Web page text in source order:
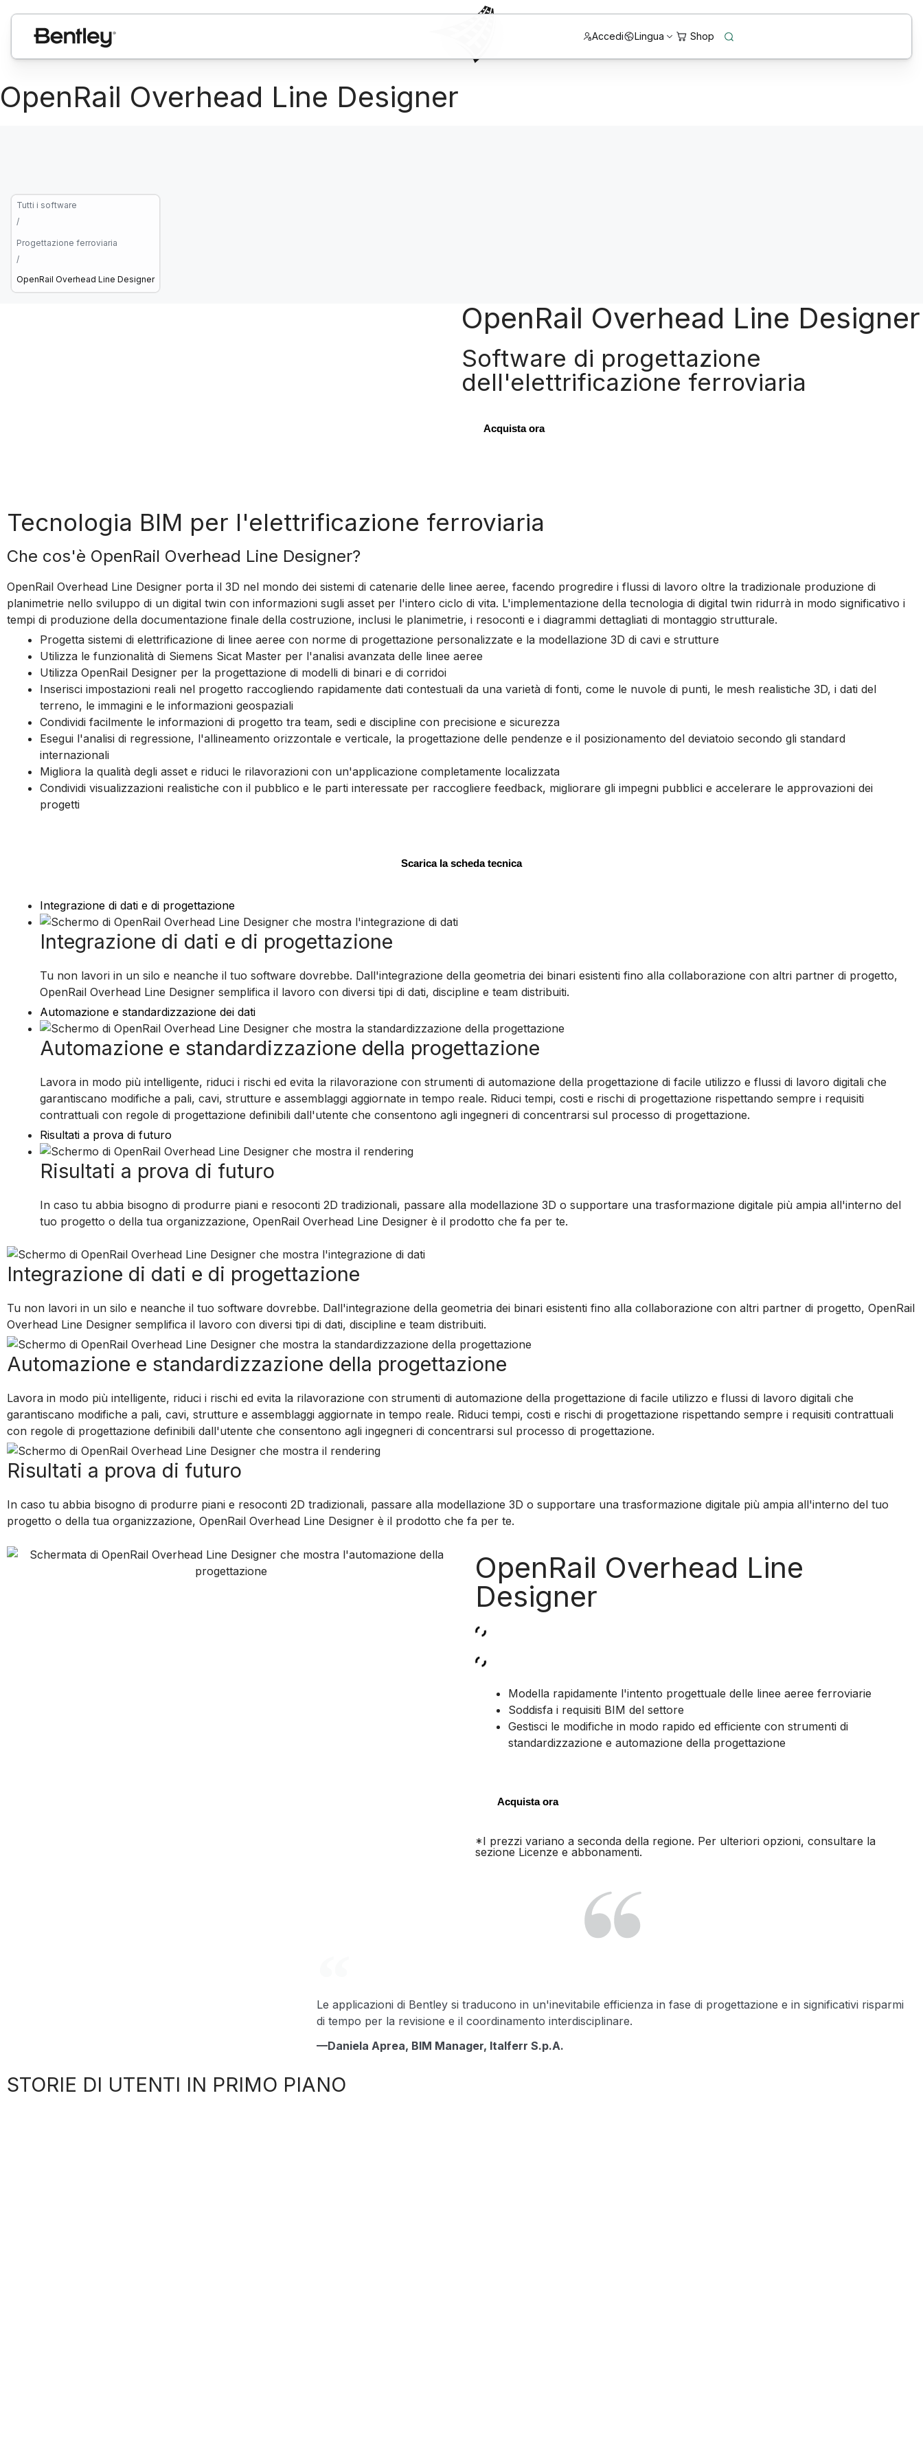
Accedi Lingua
OpenRail Overhead Line Designer
Tutti i software
/
Progettazione ferroviaria
/
OpenRail Overhead Line Designer
OpenRail Overhead Line Designer
Software di progettazione
dell'elettrificazione ferroviaria
Acquista ora
Tecnologia BIM per l'elettrificazione ferroviaria
Che cos'è OpenRail Overhead Line Designer?
OpenRail Overhead Line Designer porta il 3D nel mondo dei sistemi di catenarie delle linee aeree, facendo progredire i flussi di lavoro oltre la tradizionale produzione di
planimetrie nello sviluppo di un digital twin con informazioni sugli asset per l'intero ciclo di vita. L'implementazione della tecnologia di digital twin ridurrà in modo significativo i
tempi di produzione della documentazione finale della costruzione, inclusi le planimetrie, i resoconti e i diagrammi dettagliati di montaggio strutturale.
Progetta sistemi di elettrificazione di linee aeree con norme di progettazione personalizzate e la modellazione 3D di cavi e strutture
Utilizza le funzionalità di Siemens Sicat Master per l'analisi avanzata delle linee aeree
Utilizza OpenRail Designer per la progettazione di modelli di binari e di corridoi
Inserisci impostazioni reali nel progetto raccogliendo rapidamente dati contestuali da una varietà di fonti, come le nuvole di punti, le mesh realistiche 3D, i dati del
terreno, le immagini e le informazioni geospaziali
Condividi facilmente le informazioni di progetto tra team, sedi e discipline con precisione e sicurezza
Esegui l'analisi di regressione, l'allineamento orizzontale e verticale, la progettazione delle pendenze e il posizionamento del deviatoio secondo gli standard
internazionali
Migliora la qualità degli asset e riduci le rilavorazioni con un'applicazione completamente localizzata
Condividi visualizzazioni realistiche con il pubblico e le parti interessate per raccogliere feedback, migliorare gli impegni pubblici e accelerare le approvazioni dei
progetti
Scarica la scheda tecnica
Integrazione di dati e di progettazione
Integrazione di dati e di progettazione
Tu non lavori in un silo e neanche il tuo software dovrebbe. Dall'integrazione della geometria dei binari esistenti fino alla collaborazione con altri partner di progetto,
OpenRail Overhead Line Designer semplifica il lavoro con diversi tipi di dati, discipline e team distribuiti.
Automazione e standardizzazione dei dati
Automazione e standardizzazione della progettazione
Lavora in modo più intelligente, riduci i rischi ed evita la rilavorazione con strumenti di automazione della progettazione di facile utilizzo e flussi di lavoro digitali che
garantiscano modifiche a pali, cavi, strutture e assemblaggi aggiornate in tempo reale. Riduci tempi, costi e rischi di progettazione rispettando sempre i requisiti
contrattuali con regole di progettazione definibili dall'utente che consentono agli ingegneri di concentrarsi sul processo di progettazione.
Risultati a prova di futuro
Risultati a prova di futuro
In caso tu abbia bisogno di produrre piani e resoconti 2D tradizionali, passare alla modellazione 3D o supportare una trasformazione digitale più ampia all'interno del
tuo progetto o della tua organizzazione, OpenRail Overhead Line Designer è il prodotto che fa per te.
Integrazione di dati e di progettazione
Tu non lavori in un silo e neanche il tuo software dovrebbe. Dall'integrazione della geometria dei binari esistenti fino alla collaborazione con altri partner di progetto, OpenRail
Overhead Line Designer semplifica il lavoro con diversi tipi di dati, discipline e team distribuiti.
Automazione e standardizzazione della progettazione
Lavora in modo più intelligente, riduci i rischi ed evita la rilavorazione con strumenti di automazione della progettazione di facile utilizzo e flussi di lavoro digitali che
garantiscano modifiche a pali, cavi, strutture e assemblaggi aggiornate in tempo reale. Riduci tempi, costi e rischi di progettazione rispettando sempre i requisiti contrattuali
con regole di progettazione definibili dall'utente che consentono agli ingegneri di concentrarsi sul processo di progettazione.
Risultati a prova di futuro
In caso tu abbia bisogno di produrre piani e resoconti 2D tradizionali, passare alla modellazione 3D o supportare una trasformazione digitale più ampia all'interno del tuo
progetto o della tua organizzazione, OpenRail Overhead Line Designer è il prodotto che fa per te.
OpenRail Overhead Line
Designer
Modella rapidamente l'intento progettuale delle linee aeree ferroviarie
Soddisfa i requisiti BIM del settore
Gestisci le modifiche in modo rapido ed efficiente con strumenti di
standardizzazione e automazione della progettazione
Acquista ora
*I prezzi variano a seconda della regione. Per ulteriori opzioni, consultare la
sezione Licenze e abbonamenti.
Le applicazioni di Bentley si traducono in un'inevitabile efficienza in fase di progettazione e in significativi risparmi
di tempo per la revisione e il coordinamento interdisciplinare.
—Daniela Aprea, BIM Manager, Italferr S.p.A.
STORIE DI UTENTI IN PRIMO PIANO